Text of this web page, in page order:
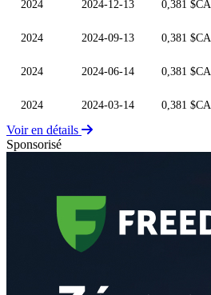
2024 2024-12-13 0,381 $CA
2024 2024-09-13 0,381 $CA
2024 2024-06-14 0,381 $CA
2024 2024-03-14 0,381 $CA
Voir en détails
Sponsorisé